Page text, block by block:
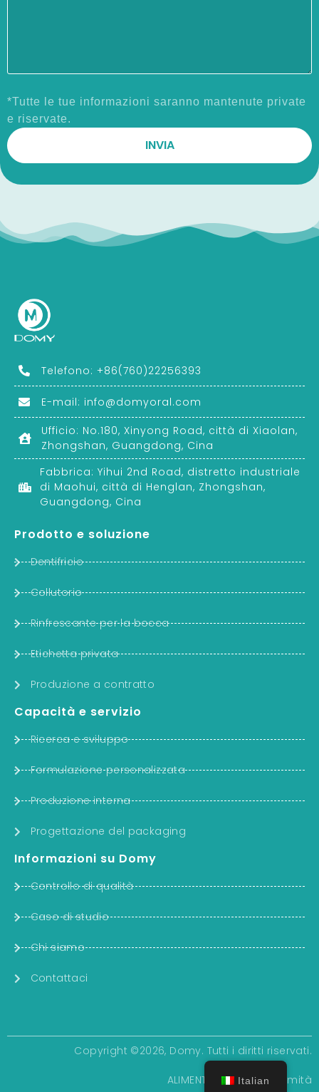
*Tutte le tue informazioni saranno mantenute private
e riservate.
Telefono: +86(760)22256393
E-mail: info@domyoral.com
Ufficio: No.180, Xinyong Road, città di Xiaolan,
Zhongshan, Guangdong, Cina
Fabbrica: Yihui 2nd Road, distretto industriale
di Maohui, città di Henglan, Zhongshan,
Guangdong, Cina
Prodotto e soluzione
Dentifricio
Collutorio
Rinfrescante per la bocca
Etichetta privata
Produzione a contratto
Capacità e servizio
Ricerca e sviluppo
Formulazione personalizzata
Produzione interna
Progettazione del packaging
Informazioni su Domy
Controllo di qualità
Caso di studio
Chi siamo
Contattaci
Copyright ©2026, Domy. Tutti i diritti riservati.
ALIMENTAZIONE CON infimità
Italian